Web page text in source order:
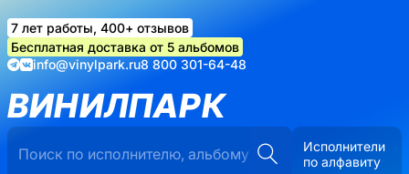
7 лет работы, 400+ отзывов
Бесплатная доставка от 5 альбомов
info@vinylpark.ru8 800 301-64-48
ВИНИЛПАРК
Исполнители
по алфавиту